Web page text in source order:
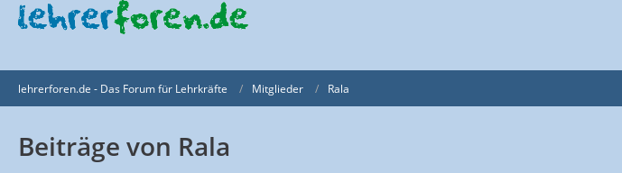
lehrerforen.de - Das Forum für Lehrkräfte Mitglieder Rala
Beiträge von Rala